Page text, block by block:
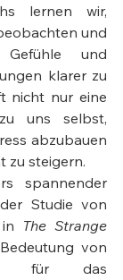
lernen wir,
und
Gefühle und
klarer zu
nicht nur eine
uns selbst,
abzubauen
zu steigern.
spannender
Studie von
The Strange
von
für das